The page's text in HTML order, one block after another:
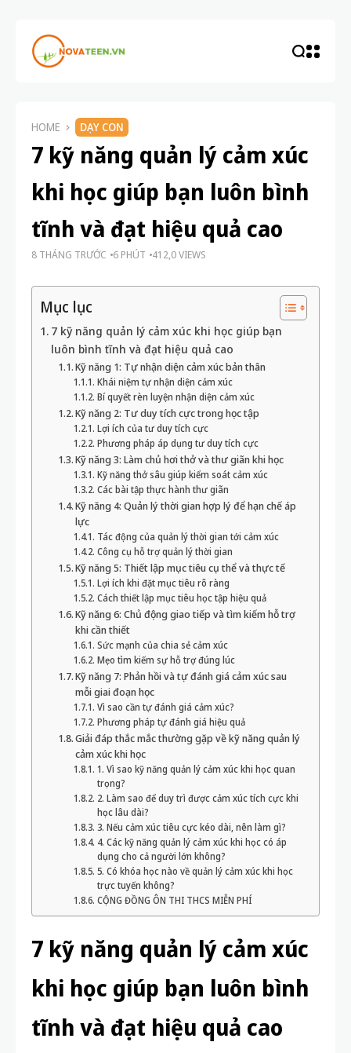
HOME DẠY CON
7 kỹ năng quản lý cảm xúc
khi học giúp bạn luôn bình
tĩnh và đạt hiệu quả cao
8 THÁNG TRƯỚC 6 PHÚT 412,0 VIEWS
Mục lục
7 kỹ năng quản lý cảm xúc khi học giúp bạn
luôn bình tĩnh và đạt hiệu quả cao
Kỹ năng 1: Tự nhận diện cảm xúc bản thân
Khái niệm tự nhận diện cảm xúc
Bí quyết rèn luyện nhận diện cảm xúc
Kỹ năng 2: Tư duy tích cực trong học tập
Lợi ích của tư duy tích cực
Phương pháp áp dụng tư duy tích cực
Kỹ năng 3: Làm chủ hơi thở và thư giãn khi học
Kỹ năng thở sâu giúp kiểm soát cảm xúc
Các bài tập thực hành thư giãn
Kỹ năng 4: Quản lý thời gian hợp lý để hạn chế áp
lực
Tác động của quản lý thời gian tới cảm xúc
Công cụ hỗ trợ quản lý thời gian
Kỹ năng 5: Thiết lập mục tiêu cụ thể và thực tế
Lợi ích khi đặt mục tiêu rõ ràng
Cách thiết lập mục tiêu học tập hiệu quả
Kỹ năng 6: Chủ động giao tiếp và tìm kiếm hỗ trợ
khi cần thiết
Sức mạnh của chia sẻ cảm xúc
Mẹo tìm kiếm sự hỗ trợ đúng lúc
Kỹ năng 7: Phản hồi và tự đánh giá cảm xúc sau
mỗi giai đoạn học
Vì sao cần tự đánh giá cảm xúc?
Phương pháp tự đánh giá hiệu quả
Giải đáp thắc mắc thường gặp về kỹ năng quản lý
cảm xúc khi học
1. Vì sao kỹ năng quản lý cảm xúc khi học quan
trọng?
2. Làm sao để duy trì được cảm xúc tích cực khi
học lâu dài?
3. Nếu cảm xúc tiêu cực kéo dài, nên làm gì?
4. Các kỹ năng quản lý cảm xúc khi học có áp
dụng cho cả người lớn không?
5. Có khóa học nào về quản lý cảm xúc khi học
trực tuyến không?
CỘNG ĐỒNG ÔN THI THCS MIỄN PHÍ
7 kỹ năng quản lý cảm xúc
khi học giúp bạn luôn bình
tĩnh và đạt hiệu quả cao